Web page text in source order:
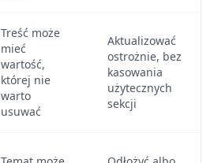
Treść może
mieć
wartość,
której nie
warto
usuwać
Aktualizować
ostrożnie, bez
kasowania
użytecznych
sekcji